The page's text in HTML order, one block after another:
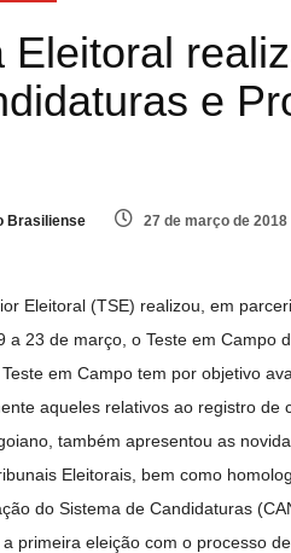
Eleitoral
e
Brasiliense 27 de março de 2018
Eleitoral (TSE) realizou, em
a 23 de março, o Teste em Campo
em Campo tem por objetivo
aqueles relativos ao registro
também apresentou as
Eleitorais, bem como
do Sistema de Candidaturas
primeira eleição com o processo